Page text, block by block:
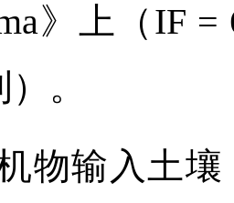
》上（IF
。
物输入土